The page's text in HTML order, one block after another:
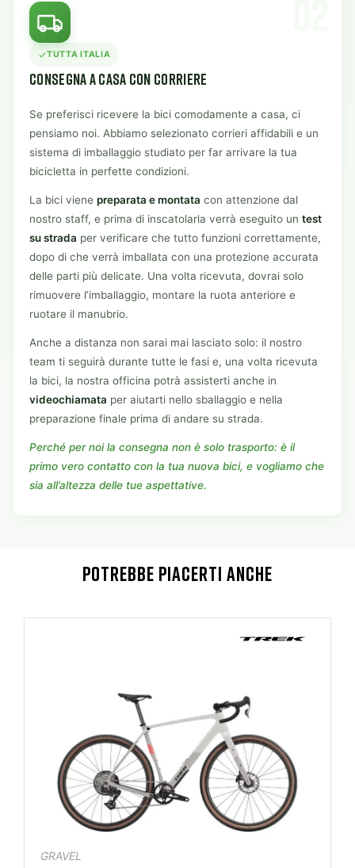
TUTTA ITALIA
CONSEGNA A CASA CON CORRIERE
Se preferisci ricevere la bici comodamente a casa, ci
pensiamo noi. Abbiamo selezionato corrieri affidabili e un
sistema di imballaggio studiato per far arrivare la tua
bicicletta in perfette condizioni.
La bici viene preparata e montata con attenzione dal
nostro staff, e prima di inscatolarla verrà eseguito un test
su strada per verificare che tutto funzioni correttamente,
dopo di che verrà imballata con una protezione accurata
delle parti più delicate. Una volta ricevuta, dovrai solo
rimuovere l’imballaggio, montare la ruota anteriore e
ruotare il manubrio.
Anche a distanza non sarai mai lasciato solo: il nostro
team ti seguirà durante tutte le fasi e, una volta ricevuta
la bici, la nostra officina potrà assisterti anche in
videochiamata per aiutarti nello sballaggio e nella
preparazione finale prima di andare su strada.
Perché per noi la consegna non è solo trasporto: è il
primo vero contatto con la tua nuova bici, e vogliamo che
sia all’altezza delle tue aspettative.
POTREBBE PIACERTI ANCHE
GRAVEL